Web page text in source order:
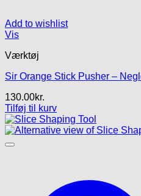
Add to wishlist
Vis
Værktøj
Sir Orange Stick Pusher –
130.00kr.
Tilføj til kurv